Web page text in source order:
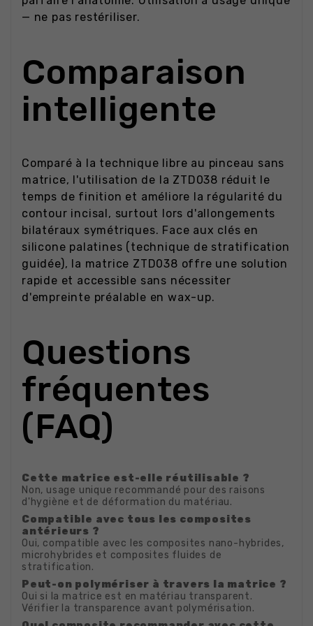
— ne pas restériliser.
Comparaison
intelligente
Comparé à la technique libre au pinceau sans
matrice, l'utilisation de la ZTD038 réduit le
temps de finition et améliore la régularité du
contour incisal, surtout lors d'allongements
bilatéraux symétriques. Face aux clés en
silicone palatines (technique de stratification
guidée), la matrice ZTD038 offre une solution
rapide et accessible sans nécessiter
d'empreinte préalable en wax-up.
Questions
fréquentes
(FAQ)
Cette matrice est-elle réutilisable ?
Non, usage unique recommandé pour des raisons
d'hygiène et de déformation du matériau.
Compatible avec tous les composites
antérieurs ?
Oui, compatible avec les composites nano-hybrides,
microhybrides et composites fluides de
stratification.
Peut-on polymériser à travers la matrice ?
Oui si la matrice est en matériau transparent.
Vérifier la transparence avant polymérisation.